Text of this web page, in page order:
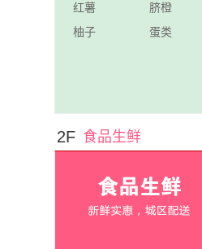
红薯
脐橙
柚子
蛋类
2F 食品生鲜